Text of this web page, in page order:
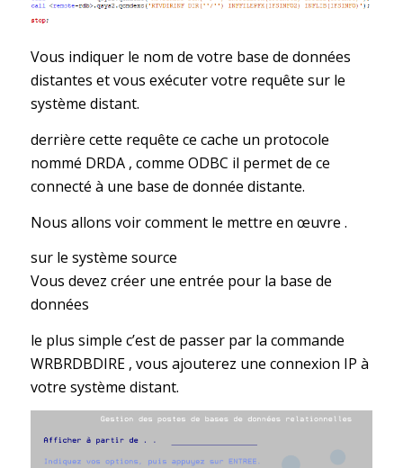
Vous indiquer le nom de votre base de données
distantes et vous exécuter votre requête sur le
système distant.
derrière cette requête ce cache un protocole
nommé DRDA , comme ODBC il permet de ce
connecté à une base de donnée distante.
Nous allons voir comment le mettre en œuvre .
sur le système source
Vous devez créer une entrée pour la base de
données
le plus simple c’est de passer par la commande
WRBRDBDIRE , vous ajouterez une connexion IP à
votre système distant.